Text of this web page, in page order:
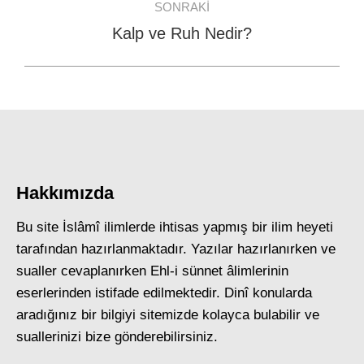
SONRAKI
Next
Kalp ve Ruh Nedir?
Hakkımızda
Bu site İslâmî ilimlerde ihtisas yapmış bir ilim heyeti
tarafından hazırlanmaktadır. Yazılar hazırlanırken ve
sualler cevaplanırken Ehl-i sünnet âlimlerinin
eserlerinden istifade edilmektedir. Dinî konularda
aradığınız bir bilgiyi sitemizde kolayca bulabilir ve
suallerinizi bize gönderebilirsiniz.